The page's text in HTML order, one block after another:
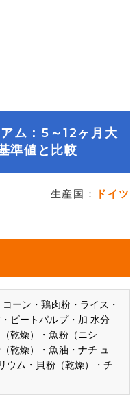
ム：5～12ヶ月大
準値と比較
生産国： ドイツ
ーン・鶏肉粉・ライス・
ビートパルプ・加 水分
乾燥）・魚粉（ニシ
乾燥）・魚油・ナチ ュ
ウム・貝粉（乾燥）・チ